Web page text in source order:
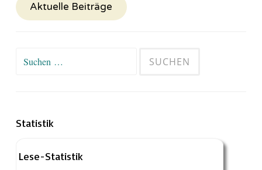
Aktuelle Beiträge
Suchen
Statistik
Lese-Statistik